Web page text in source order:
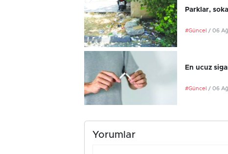
Parklar,
#Güncel / 06
En ucuz
#Güncel / 06
Yorumlar